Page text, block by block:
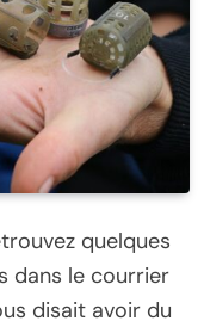
quelques
dans le courrier
disait avoir du